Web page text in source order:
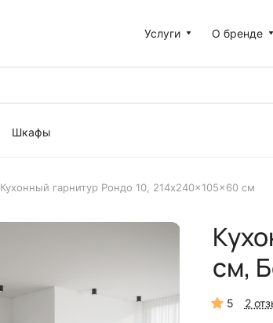
Услуги О бренде
Шкафы
Кухонный гарнитур Рондо 10, 214x240x105x60 см
см,
5 2